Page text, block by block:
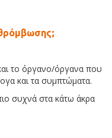
το όργανο/όργανα που
και τα συμπτώματα.
συχνά στα κάτω άκρα